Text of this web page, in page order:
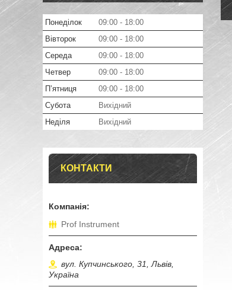
Понеділок 09:00
18:00
Вівторок
09:00
18:00
Середа
09:00
18:00
Четвер
09:00
18:00
Пʼятниця
09:00
18:00
Субота
Вихідний
Неділя
Вихідний
КОНТАКТИ
Prof Instrument
вул. Купчинського, 31, Львів,
Україна